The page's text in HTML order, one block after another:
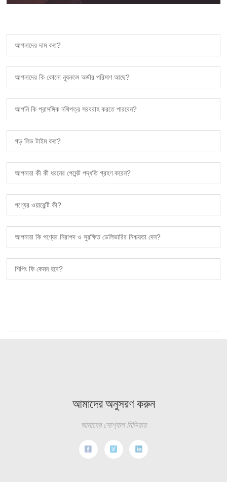
আপনাদের দাম কত?
আপনাদের কি কোনো ন্যূনতম অর্ডার পরিমাণ আছে?
আপনি কি প্রাসঙ্গিক নথিপত্র সরবরাহ করতে পারবেন?
গড় লিড টাইম কত?
আপনারা কী কী ধরনের পেমেন্ট পদ্ধতি গ্রহণ করেন?
পণ্যের ওয়ারেন্টি কী?
আপনারা কি পণ্যের নিরাপদ ও সুরক্ষিত ডেলিভারির নিশ্চয়তা দেন?
শিপিং ফি কেমন হবে?
আমাদের অনুসরণ করুন
আমাদের সোশ্যাল মিডিয়ায়